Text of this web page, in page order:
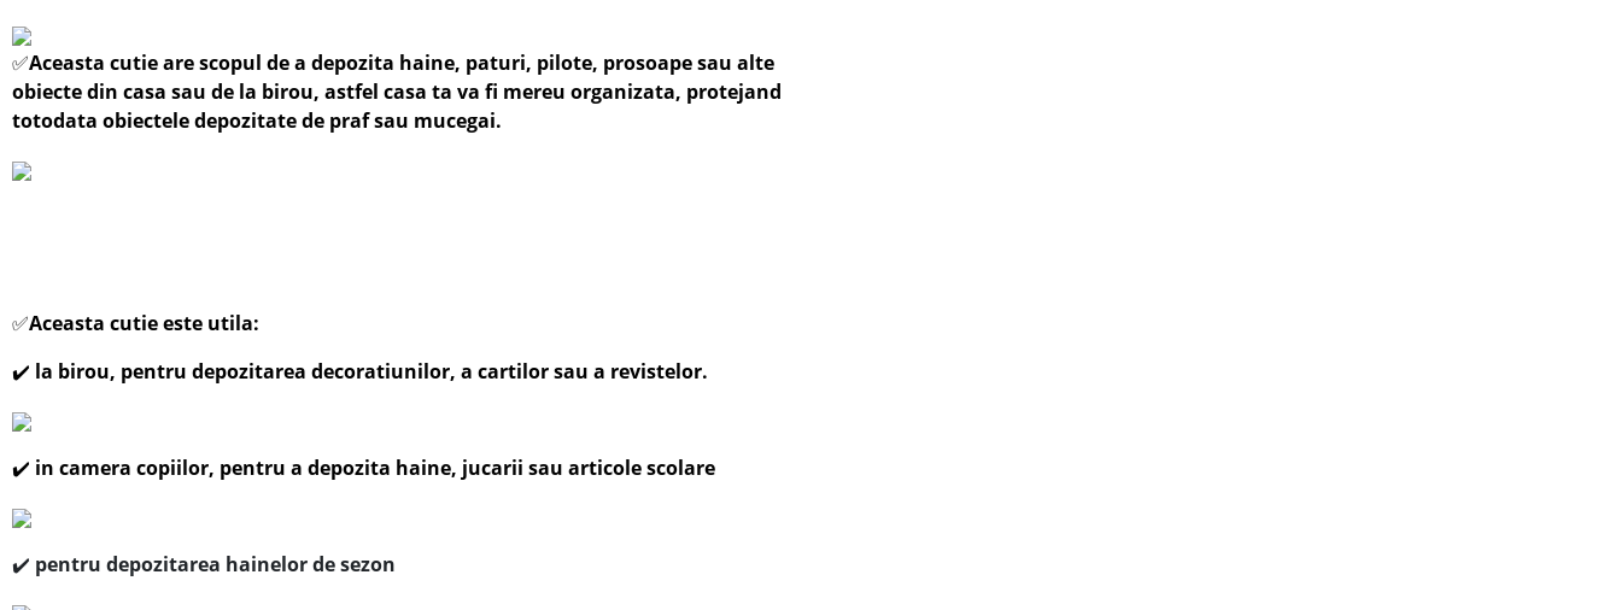
✅Aceasta cutie are scopul de a depozita haine, paturi, pilote, prosoape sau alte
obiecte din casa sau de la birou, astfel casa ta va fi mereu organizata, protejand
totodata obiectele depozitate de praf sau mucegai.
✅Aceasta cutie este utila:
✔️ la birou, pentru depozitarea decoratiunilor, a cartilor sau a revistelor.
✔️ in camera copiilor, pentru a depozita haine, jucarii sau articole scolare
✔️ pentru depozitarea hainelor de sezon